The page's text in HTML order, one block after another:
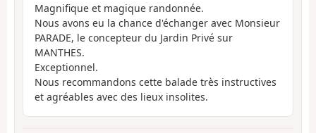
Magnifique et magique randonnée.
Nous avons eu la chance d'échanger avec Monsieur
PARADE, le concepteur du Jardin Privé sur
MANTHES.
Exceptionnel.
Nous recommandons cette balade très instructives
et agréables avec des lieux insolites.